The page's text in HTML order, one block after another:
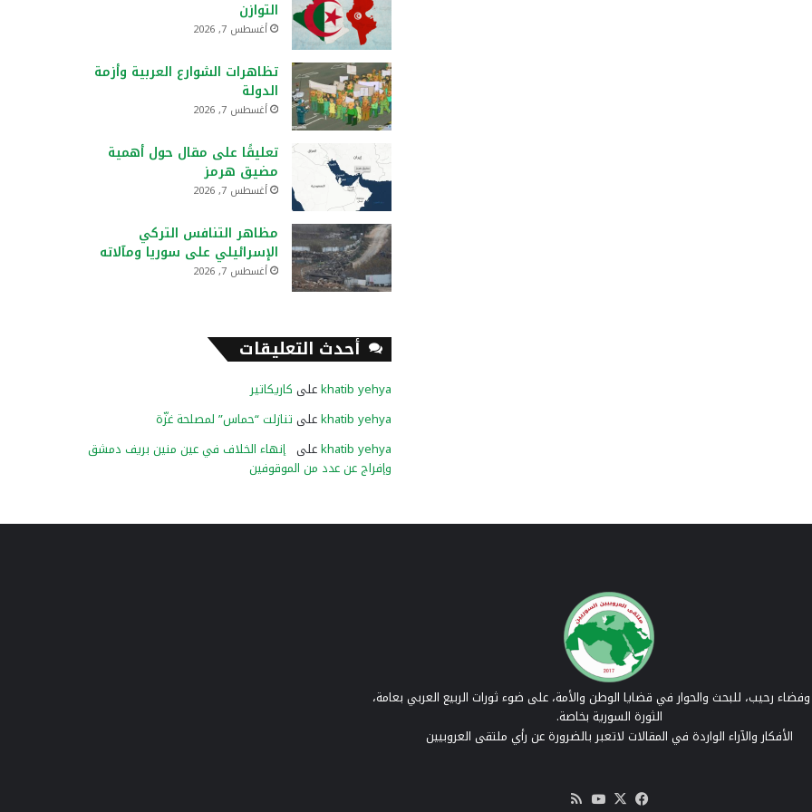
التوازن
أغسطس 7, 2026
تظاهرات الشوارع العربية وأزمة
الدولة
أغسطس 7, 2026
تعليقًا على مقال حول أهمية
مضيق هرمز
أغسطس 7, 2026
مظاهر التنافس التركي
الإسرائيلي على سوريا ومآلاته
أغسطس 7, 2026
أحدث التعليقات
khatib yehyaعلى كاريكاتير
khatib yehyaعلى تنازلت “حماس” لمصلحة غزّة
khatib yehyaعلى إنهاء الخلاف في عين منين بريف دمشق
وإفراج عن عدد من الموقوفين
رحيب، للبحث والحوار في قضايا الوطن والأمة، على ضوء ثورات الربيع العربي بعامة،
الثورة السورية بخاصة.
الأفكار والآراء الواردة في المقالات لاتعبر بالضرورة عن رأي ملتقى العروبيين
فيسبوك
‫X
‫YouTube